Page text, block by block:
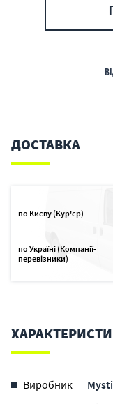
ДОСТАВКА
по Києву (Кур'єр)
по Україні (Компанії-
перевізники)
Виробник